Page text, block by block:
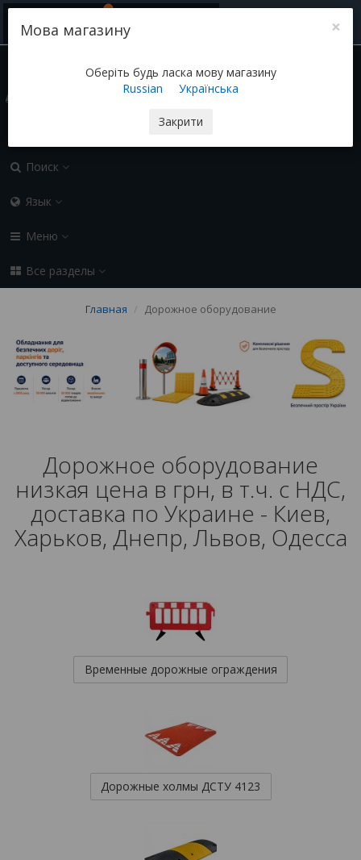
Поиск
Язык
Меню
Все разделы
Главная Дорожное оборудование
×
Мова магазину
Оберіть будь ласка мову магазину
Russian
Українська
Закрити
Дорожное оборудование
низкая цена в грн, в т.ч. с НДС,
доставка по Украине - Киев,
Харьков, Днепр, Львов, Одесса
Временные дорожные ограждения
Дорожные холмы ДСТУ 4123